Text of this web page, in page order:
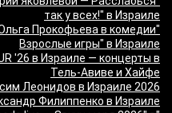
так у всех!" в Израиле
Прокофьева в комедии
Взрослые игры" в Израиле
'26 в Израиле — концерты в
Тель-Авиве и Хайфе
Леонидов в Израиле 2026
Филиппенко в Израиле